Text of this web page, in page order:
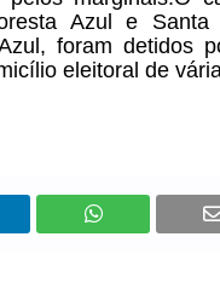
Azul e
foram detidos
eleitoral de